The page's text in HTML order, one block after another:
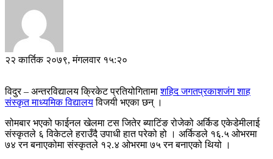
२२ कार्तिक २०७९, मंगलवार १५:२०
विदुर – अन्तरविद्यालय क्रिकेट प्रतियोगितामाशहिद जगतप्रकाशजंग शाह
संस्कृत माध्यमिक विद्यालयविजयी भएका छन् ।
सोमबार भएको फाईनल खेलमा टस जितेर ब्याटिंङ रोजेको अर्किड एकेडेमीलाई
संस्कृतले ६ विकेटले हराउँदै उपाधी हात परेको हो । अर्किडले १६.५ ओभरमा
७४ रन बनाएकोमा संस्कृतले १२.४ ओभरमा ७५ रन बनाएको थियो ।